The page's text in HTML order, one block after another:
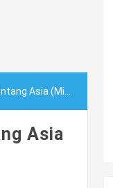
Holiday Resort)
Asia